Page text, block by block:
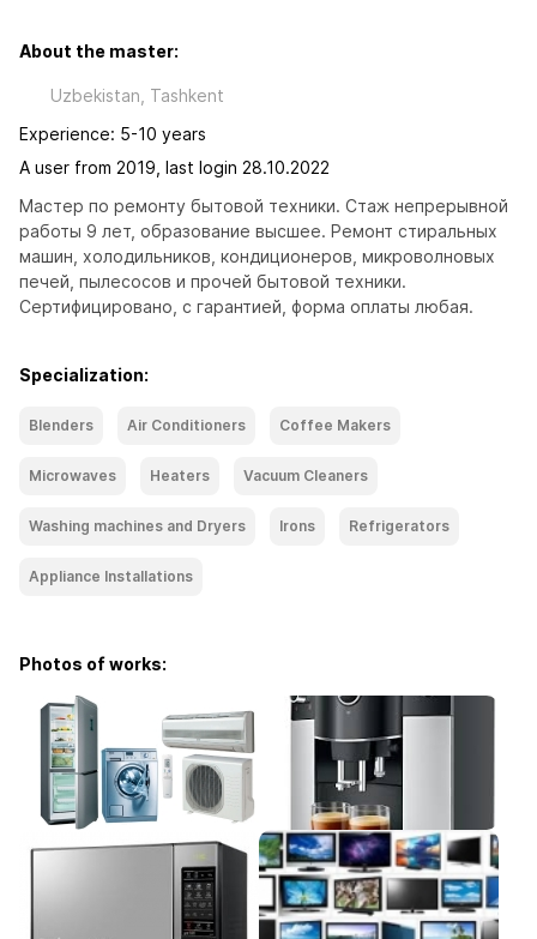
About the master:
Uzbekistan, Tashkent
Experience: 5-10 years
A user from 2019, last login 28.10.2022
Мастер по ремонту бытовой техники. Стаж непрерывной
работы 9 лет, образование высшее. Ремонт стиральных
машин, холодильников, кондиционеров, микроволновых
печей, пылесосов и прочей бытовой техники.
Сертифицировано, с гарантией, форма оплаты любая.
Specialization:
Blenders Air Conditioners Coffee Makers
Microwaves Heaters Vacuum Cleaners
Washing machines and Dryers Irons Refrigerators
Appliance Installations
Photos of works: